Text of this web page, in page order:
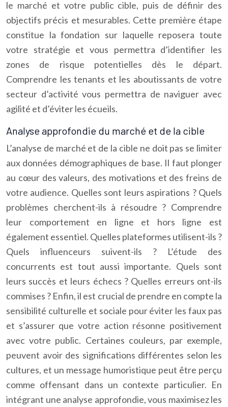
le marché et votre public cible, puis de définir des
objectifs précis et mesurables. Cette première étape
constitue la fondation sur laquelle reposera toute
votre stratégie et vous permettra d’identifier les
zones de risque potentielles dès le départ.
Comprendre les tenants et les aboutissants de votre
secteur d’activité vous permettra de naviguer avec
agilité et d’éviter les écueils.
Analyse approfondie du marché et de la cible
L’analyse de marché et de la cible ne doit pas se limiter
aux données démographiques de base. Il faut plonger
au cœur des valeurs, des motivations et des freins de
votre audience. Quelles sont leurs aspirations ? Quels
problèmes cherchent-ils à résoudre ? Comprendre
leur comportement en ligne et hors ligne est
également essentiel. Quelles plateformes utilisent-ils ?
Quels influenceurs suivent-ils ? L’étude des
concurrents est tout aussi importante. Quels sont
leurs succès et leurs échecs ? Quelles erreurs ont-ils
commises ? Enfin, il est crucial de prendre en compte la
sensibilité culturelle et sociale pour éviter les faux pas
et s’assurer que votre action résonne positivement
avec votre public. Certaines couleurs, par exemple,
peuvent avoir des significations différentes selon les
cultures, et un message humoristique peut être perçu
comme offensant dans un contexte particulier. En
intégrant une analyse approfondie, vous maximisez les